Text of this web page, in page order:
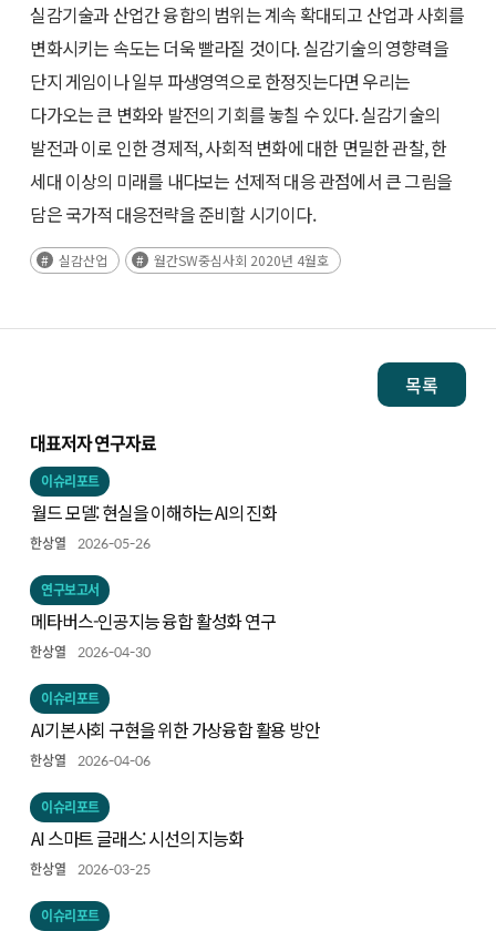
실감기술과 산업간 융합의 범위는 계속 확대되고 산업과 사회를
변화시키는 속도는 더욱 빨라질 것이다. 실감기술의 영향력을
단지 게임이나 일부 파생영역으로 한정짓는다면 우리는
다가오는 큰 변화와 발전의 기회를 놓칠 수 있다. 실감기술의
발전과 이로 인한 경제적, 사회적 변화에 대한 면밀한 관찰, 한
세대 이상의 미래를 내다보는 선제적 대응 관점에서 큰 그림을
담은 국가적 대응전략을 준비할 시기이다.
실감산업 월간SW중심사회 2020년 4월호
목록
대표저자 연구자료
이슈리포트
월드 모델: 현실을 이해하는 AI의 진화
한상열 2026-05-26
연구보고서
메타버스-인공지능 융합 활성화 연구
한상열 2026-04-30
이슈리포트
AI기본사회 구현을 위한 가상융합 활용 방안
한상열 2026-04-06
이슈리포트
AI 스마트 글래스: 시선의 지능화
한상열 2026-03-25
이슈리포트